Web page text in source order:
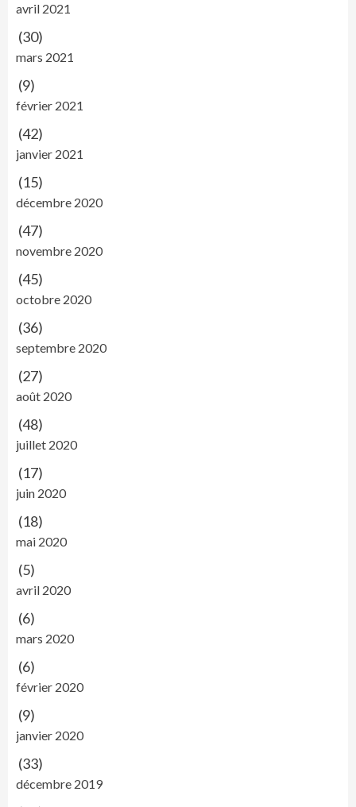
avril 2021
(30)
mars 2021
(9)
février 2021
(42)
janvier 2021
(15)
décembre 2020
(47)
novembre 2020
(45)
octobre 2020
(36)
septembre 2020
(27)
août 2020
(48)
juillet 2020
(17)
juin 2020
(18)
mai 2020
(5)
avril 2020
(6)
mars 2020
(6)
février 2020
(9)
janvier 2020
(33)
décembre 2019